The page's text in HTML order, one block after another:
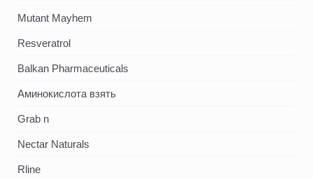
Mutant Mayhem
Resveratrol
Balkan Pharmaceuticals
Аминокислота взять
Grab n
Nectar Naturals
Rline